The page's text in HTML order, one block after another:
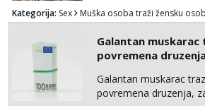
Kategorija: Sex Muška osoba traži žensku
Galantan
povremena
Galantan muskarac
povremena druzenja,